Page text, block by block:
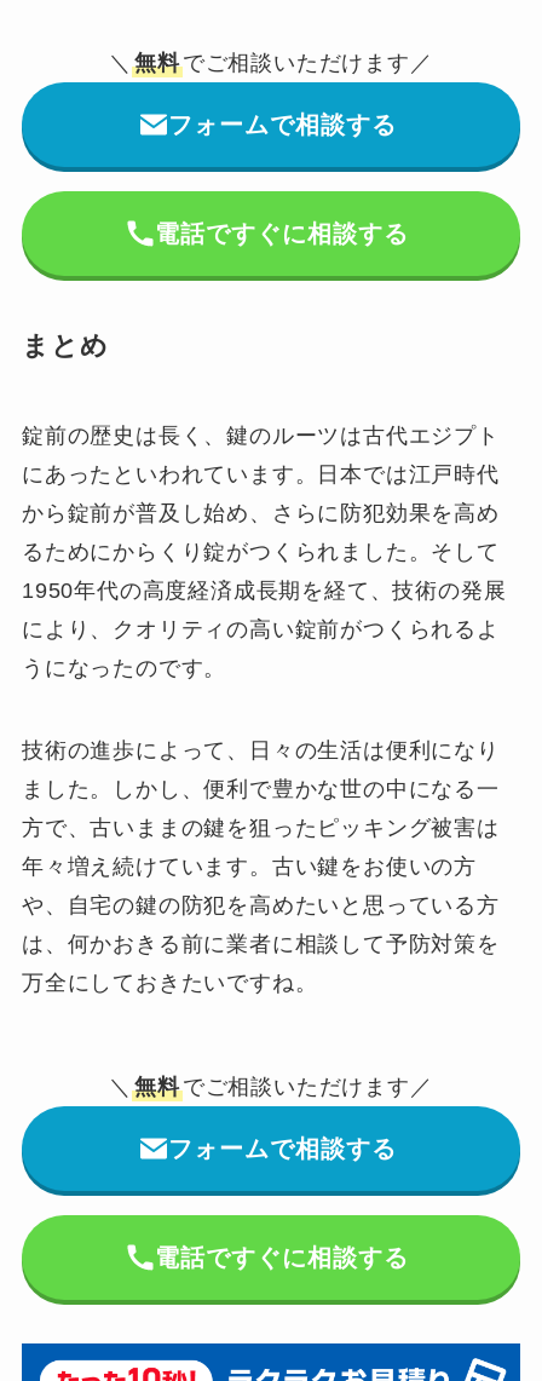
＼無料でご相談いただけます／
フォームで相談する
電話ですぐに相談する
まとめ
錠前の歴史は長く、鍵のルーツは古代エジプト
にあったといわれています。日本では江戸時代
から錠前が普及し始め、さらに防犯効果を高め
るためにからくり錠がつくられました。そして
1950年代の高度経済成長期を経て、技術の発展
により、クオリティの高い錠前がつくられるよ
うになったのです。
技術の進歩によって、日々の生活は便利になり
ました。しかし、便利で豊かな世の中になる一
方で、古いままの鍵を狙ったピッキング被害は
年々増え続けています。古い鍵をお使いの方
や、自宅の鍵の防犯を高めたいと思っている方
は、何かおきる前に業者に相談して予防対策を
万全にしておきたいですね。
＼無料でご相談いただけます／
フォームで相談する
電話ですぐに相談する